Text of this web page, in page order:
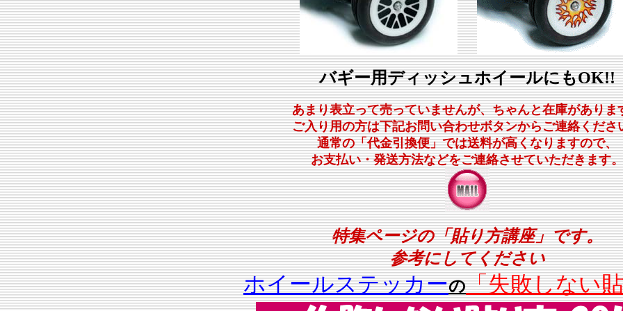
バギー用ディッシュホイールにもOK!!
あまり表立って売っていませんが、ちゃんと在庫がありま
ご入り用の方は下記お問い合わせボタンからご連絡くださ
通常の「代金引換便」では送料が高くなりますので、
お支払い・発送方法などをご連絡させていただきます。
特集ページの「貼り方講座」です。
参考にしてください
ホイールステッカーの「失敗しない